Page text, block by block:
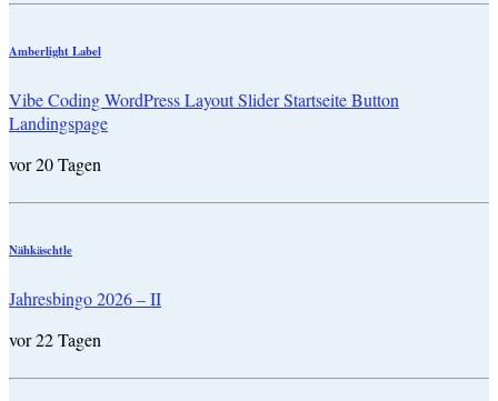
Amberlight Label
Vibe Coding WordPress Layout Slider Startseite Button
Landingspage
vor 20 Tagen
Nähkäschtle
Jahresbingo 2026 – II
vor 22 Tagen